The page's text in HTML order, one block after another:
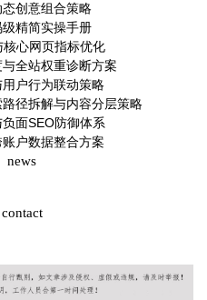
创意组合策略
精简实操手册
心网页指标优化
全站权重诊断方案
户行为联动策略
径拆解与内容分层策略
面SEO防御体系
户数据整合方案
news
contact